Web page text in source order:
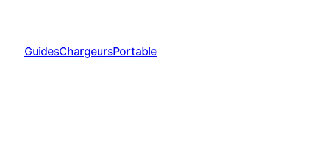
contenu
GuidesChargeursPortable